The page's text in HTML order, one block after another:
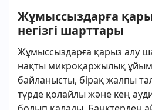
Жұмыссыздарға
негізгі шарттары
Жұмыссыздарға қарыз алу
нақты микроқаржылық
байланысты, бірақ жалпы
түрде қолайлы және кең